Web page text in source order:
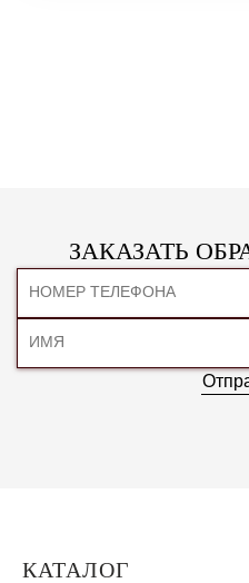
ЗАКАЗАТЬ
КАТАЛОГ